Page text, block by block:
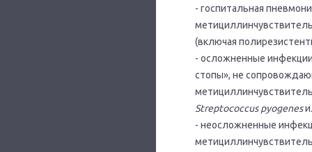
- госпитальная
(включая
- осложненные
стопы», не
Streptococcus pyogenes
- неосложненные